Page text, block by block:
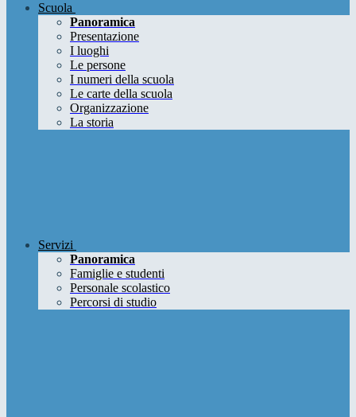
Scuola
Panoramica
Presentazione
I luoghi
Le persone
I numeri della scuola
Le carte della scuola
Organizzazione
La storia
Servizi
Panoramica
Famiglie e studenti
Personale scolastico
Percorsi di studio